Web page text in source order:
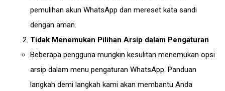
pemulihan akun WhatsApp dan mereset kata sandi
dengan aman.
Tidak Menemukan Pilihan Arsip dalam Pengaturan
Beberapa pengguna mungkin kesulitan menemukan opsi
arsip dalam menu pengaturan WhatsApp. Panduan
langkah demi langkah kami akan membantu Anda